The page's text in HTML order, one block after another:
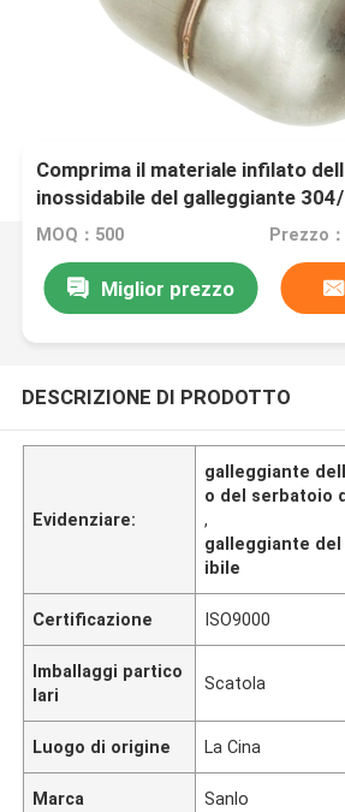
Comprima il materiale infilato
inossidabile del galleggiante
indicatori di livello del carro
MOQ：500 Prezzo
Miglior prezzo
DESCRIZIONE DI PRODOTTO
Evidenziare:
galleggiante
o del serbatoio
,
galleggiante
ibile
Certificazione ISO9000
Imballaggi partico
lari
Scatola
Luogo di origine La Cina
Marca Sanlo